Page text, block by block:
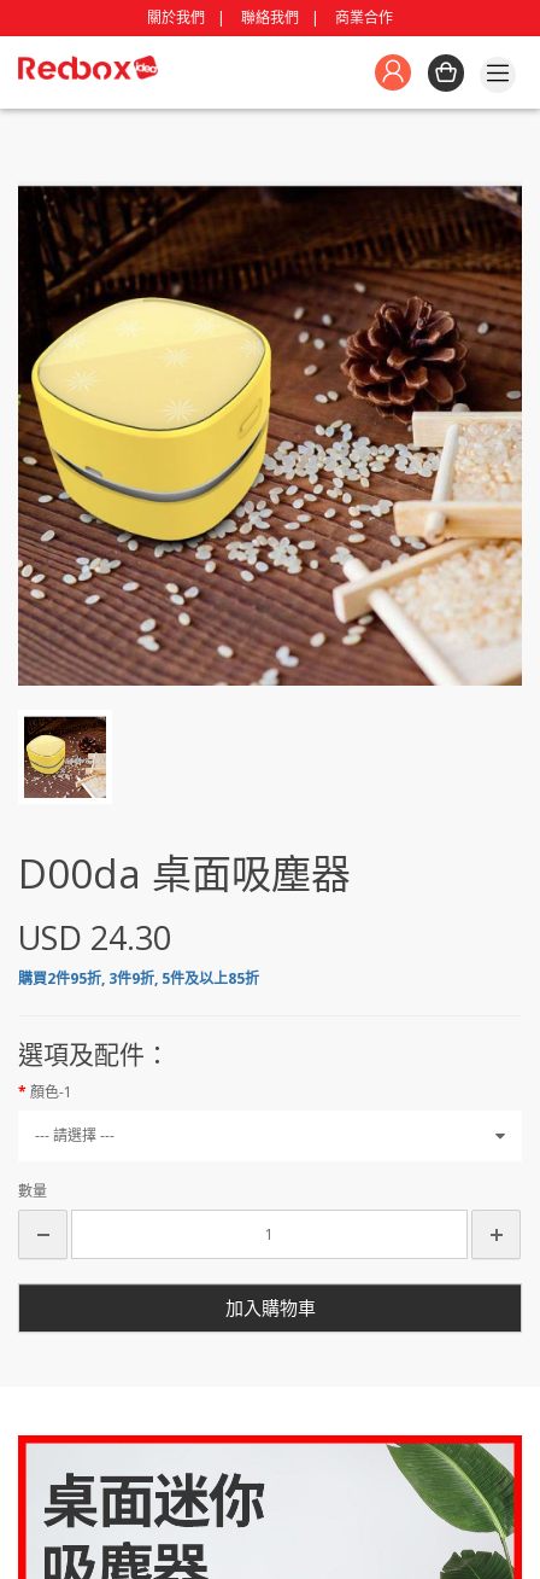
關於我們 聯絡我們 商業合作
D00da 桌面吸塵器
USD 24.30
購買2件95折, 3件9折, 5件及以上85折
選項及配件：
顏色-1
--- 請選擇 ---
數量
加入購物車